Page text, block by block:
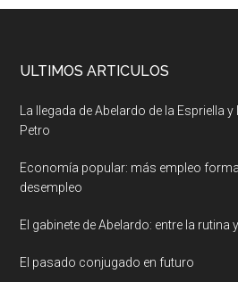
ULTIMOS ARTICULOS
La llegada de Abelardo de la Espriella
Petro
Economía popular: más empleo
desempleo
El gabinete de Abelardo: entre la rutina
El pasado conjugado en futuro